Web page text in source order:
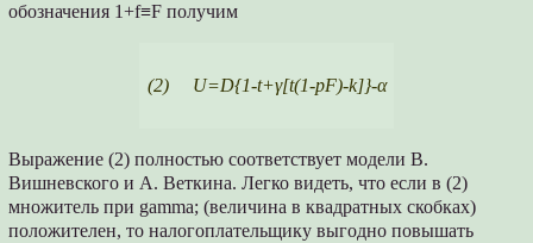
обозначения 1+f≡F получим
(2) U=D{1-t+γ[t(1-pF)-k]}-α
Выражение (2) полностью соответствует модели В.
Вишневского и А. Веткина. Легко видеть, что если в (2)
множитель при gamma; (величина в квадратных скобках)
положителен, то налогоплательщику выгодно повышать